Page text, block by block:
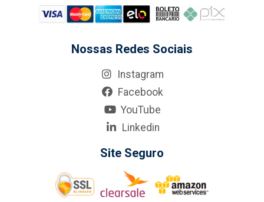
Nossas Redes Sociais
Instagram
Facebook
YouTube
Linkedin
Site Seguro